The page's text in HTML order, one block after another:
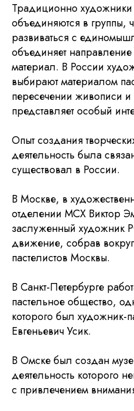
Традиционно
объединяются в группы,
развиваться с
объединяет направление
материал. В России
выбирают материалом
пересечении живописи и
представляет особый
Опыт создания
деятельность была
существовал в России.
В Москве, в
отделении МСХ Виктор
заслуженный художник
движение, собрав
пастелистов Москвы.
В Санкт-Петербурге
пастельное общество,
которого был художник-
Евгеньевич Усик.
В Омске был создан
деятельность которого
с привлечением